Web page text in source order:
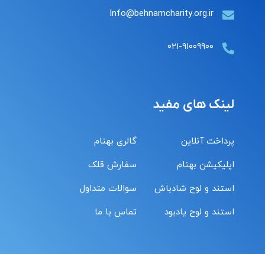
Info@behnamcharity.org.ir
۰۲۱-۹۱۰۰۹۹۰۰
لینک های مفید
پرداخت آنلاین
اپلیکیشن بهنام
استند و لوح شادباش
استند و لوح یادبود
گالری بهنام
سفارش قلک
سوالات متداول
تماس با ما